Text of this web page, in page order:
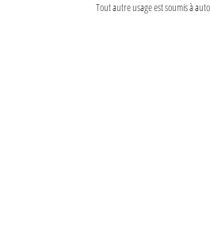
Tout autre usage est soumis à